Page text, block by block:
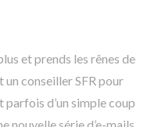
et prends les rênes de
conseiller SFR pour
d’un simple coup
nouvelle série d’e-mails